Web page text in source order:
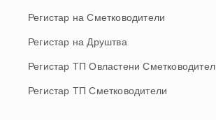
Регистар на Сметководители
Регистар на Друштва
Регистар ТП Овластени
Регистар ТП Сметководители